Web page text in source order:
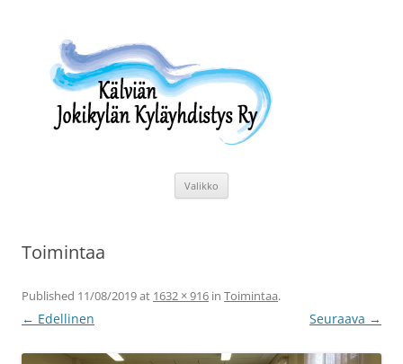
Valikko
Toimintaa
Published 11/08/2019at 1632 × 916 in Toimintaa.
← Edellinen Seuraava →